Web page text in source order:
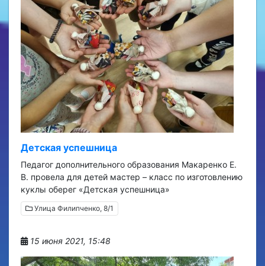
Детская успешница
Педагог дополнительного образования Макаренко Е.
В. провела для детей мастер – класс по изготовлению
куклы оберег «Детская успешница»
Улица Филипченко, 8/1
15 июня 2021, 15:48